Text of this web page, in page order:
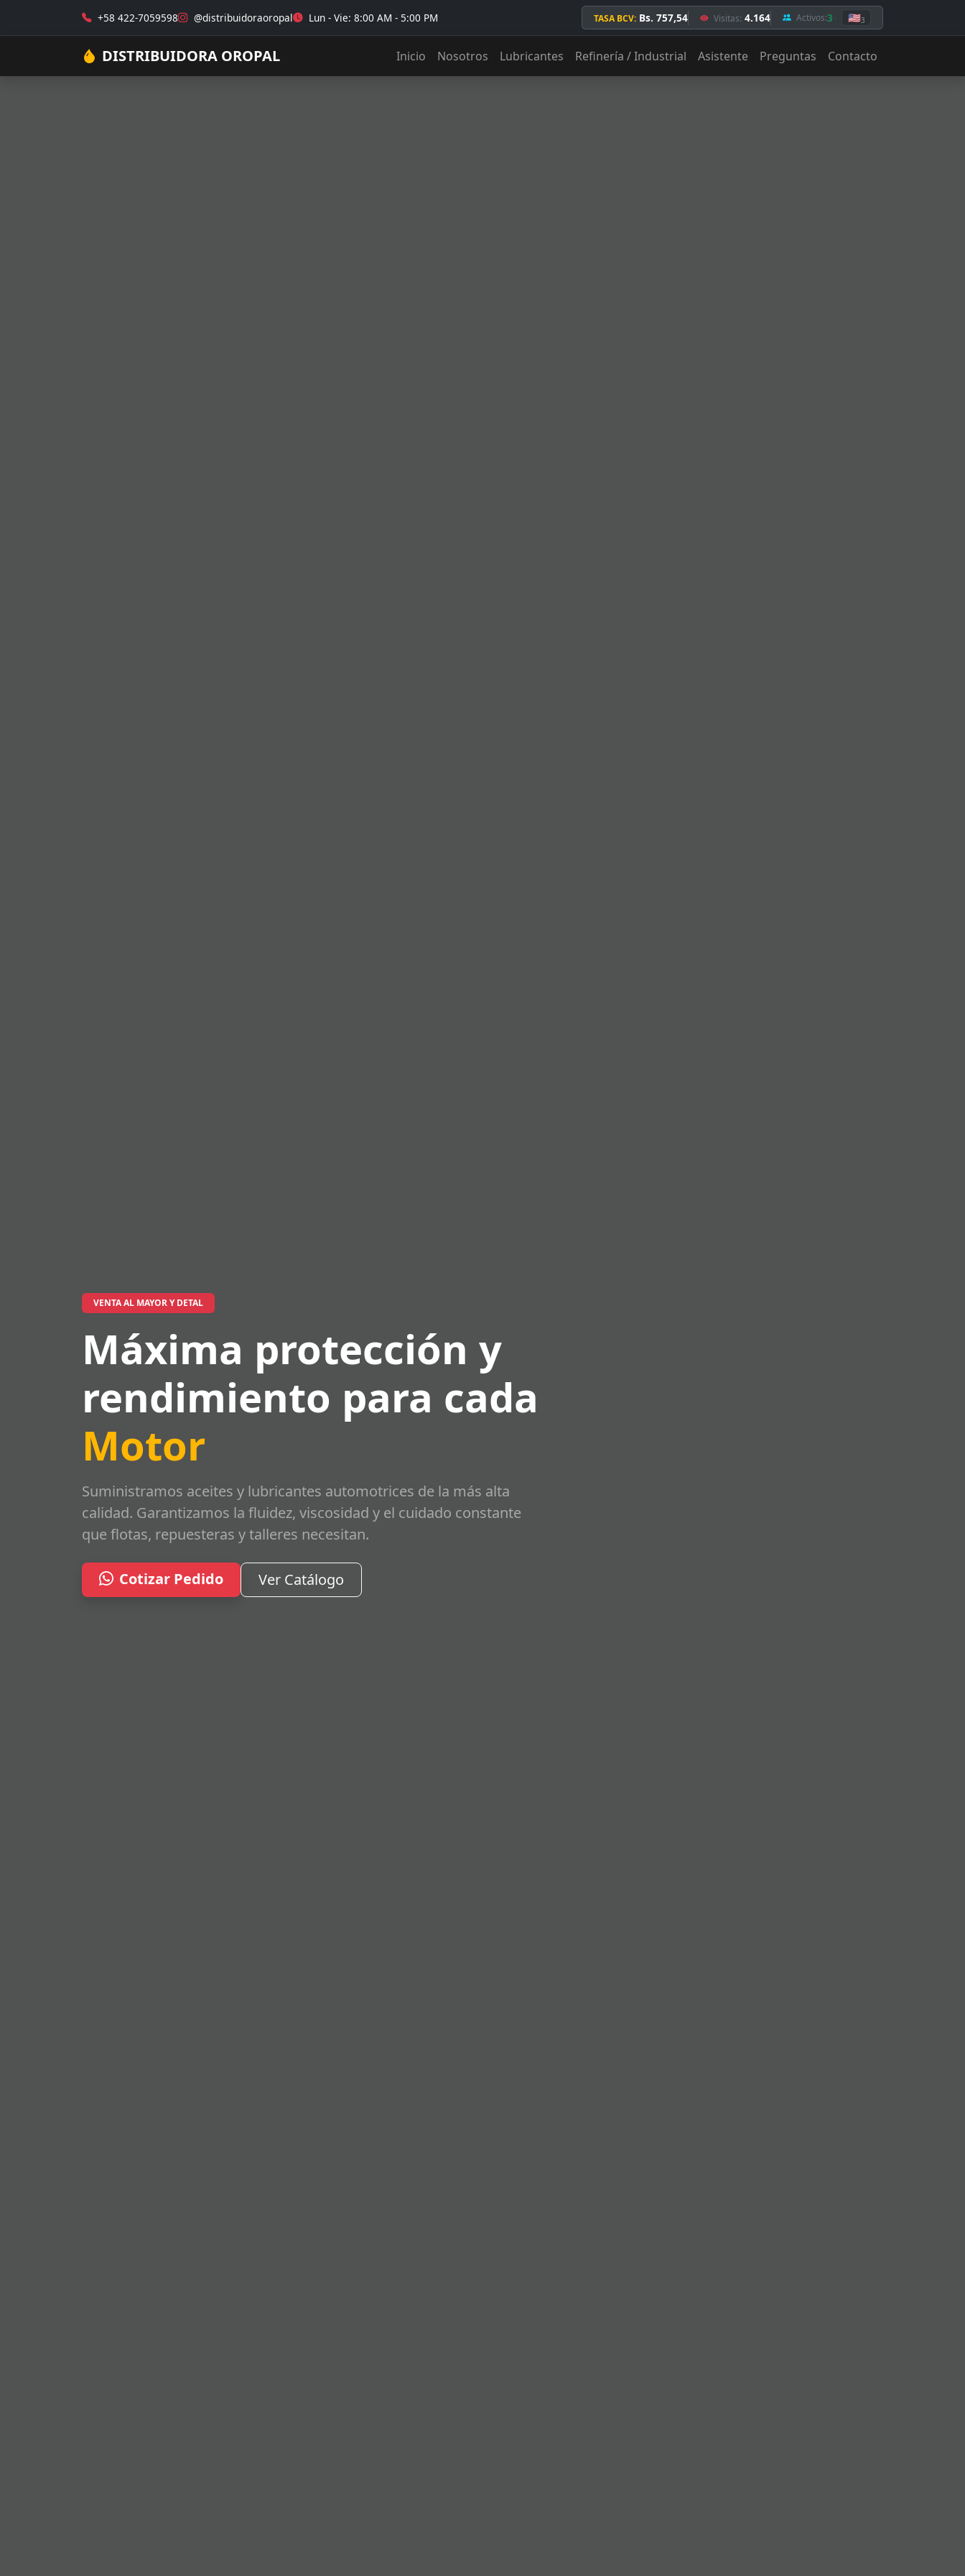
+58 422-7059598 @distribuidoraoropal Lun - Vie: 8:00 AM - 5:00 PM TASA BCV: Bs. 757,54 Visitas: 4.164 Activos:3 🇺🇸3
DISTRIBUIDORA OROPAL Inicio Nosotros Lubricantes Refinería / Industrial Asistente Preguntas Contacto
VENTA AL MAYOR Y DETAL
Máxima protección y
rendimiento para cada
Motor
Suministramos aceites y lubricantes automotrices de la más alta
calidad. Garantizamos la fluidez, viscosidad y el cuidado constante
que flotas, repuesteras y talleres necesitan.
Cotizar Pedido Ver Catálogo